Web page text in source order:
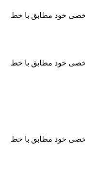
خود مطابق با خط
خود مطابق با خط
خود مطابق با خط